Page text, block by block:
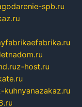
spb.ru
z-host.ru
kuhnyanazakaz.ru